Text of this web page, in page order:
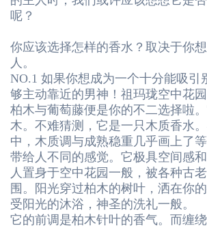
呢？
你应该选择怎样的香水？取决于你
人。
NO.1 如果你想成为一个十分能吸引
够主动靠近的男神！ 祖玛珑空中花
柏木与葡萄藤便是你的不二选择啦
木。不难猜测，它是一只木质香水
中，木质调与成熟稳重几乎画上了
带给人不同的感觉。它极具空间感
人置身于空中花园一般，被各种古
围。阳光穿过柏木的树叶，洒在你
受阳光的沐浴，神圣的洗礼一般。
它的前调是柏木针叶的香气。而缠